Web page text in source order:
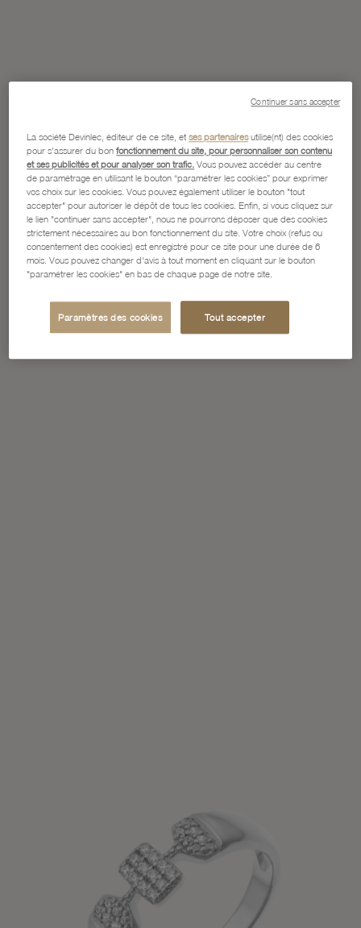
La société Devinlec, éditeur de ce site, etses partenairesutilise(nt) des cookies
pour s'assurer du bonfonctionnement du site, pour personnaliser son contenu
et ses publicités et pour analyser son trafic. Vous pouvez accéder au centre
de paramétrage en utilisant le bouton “paramétrer les cookies” pour exprimer
vos choix sur les cookies. Vous pouvez également utiliser le bouton "tout
accepter" pour autoriser le dépôt de tous les cookies. Enfin, si vous cliquez sur
le lien "continuer sans accepter", nous ne pourrons déposer que des cookies
strictement nécessaires au bon fonctionnement du site. Votre choix (refus ou
consentement des cookies) est enregistré pour ce site pour une durée de 6
mois. Vous pouvez changer d'avis à tout moment en cliquant sur le bouton
"paramétrer les cookies" en bas de chaque page de notre site.
Paramètres des cookies Tout accepter
Continuer sans accepter